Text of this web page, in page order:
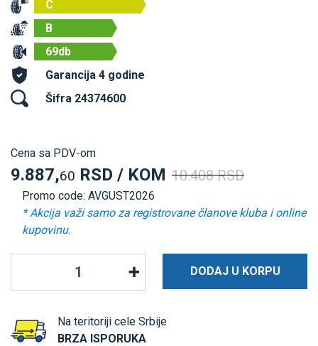
C
B
69db
Garancija 4 godine
Šifra 24374600
Cena sa PDV-om
9.887,60 RSD / KOM 10.408 RSD
Promo code: AVGUST2026
* Akcija važi samo za registrovane članove kluba i online
kupovinu.
DODAJ U KORPU
Na teritoriji cele Srbije
BRZA ISPORUKA